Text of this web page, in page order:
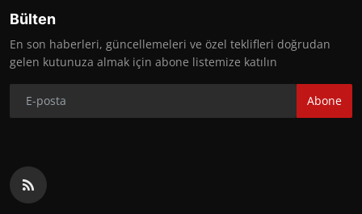
Bülten
En son haberleri, güncellemeleri ve özel teklifleri doğrudan
gelen kutunuza almak için abone listemize katılın
Abone